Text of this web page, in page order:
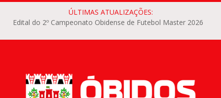
ÚLTIMAS ATUALIZAÇÕES:
Edital do 2º Campeonato Obidense de Futebol Master 2026